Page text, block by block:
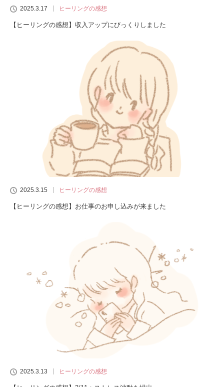
2025.3.17 ヒーリングの感想
【ヒーリングの感想】収入アップにびっくりしました
2025.3.15 ヒーリングの感想
【ヒーリングの感想】お仕事のお申し込みが来ました
2025.3.13 ヒーリングの感想